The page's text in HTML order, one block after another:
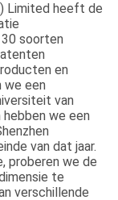
Limited heeft de
soorten
en
we een
van
we een
van dat jaar.
proberen we de
te
verschillende